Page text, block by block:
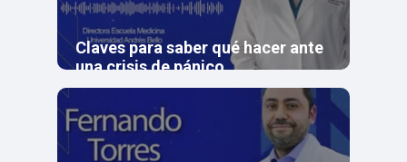
Claves para saber qué hacer ante
una crisis de pánico